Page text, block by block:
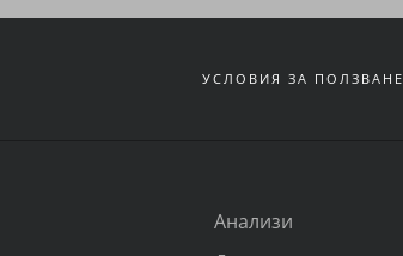
УСЛОВИЯ ЗА ПОЛЗВАНЕ
Анализи